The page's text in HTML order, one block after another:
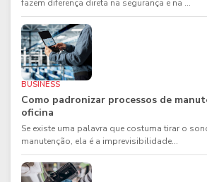
fazem diferença direta na segurança e na ...
BUSINESS
Como padronizar processos de
oficina
Se existe uma palavra que costuma tirar o
manutenção, ela é a imprevisibilidade...